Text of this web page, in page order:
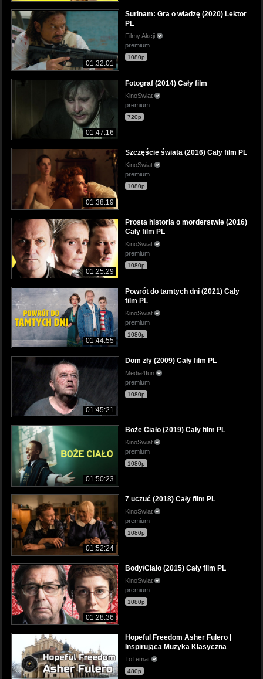
01:32:01
Surinam: Gra o władzę (2020) Lektor
PL
Filmy Akcji
premium
1080p
01:47:16
Fotograf (2014) Cały film
KinoSwiat
premium
720p
01:38:19
Szczęście świata (2016) Cały film PL
KinoSwiat
premium
1080p
01:25:29
Prosta historia o morderstwie (2016)
Cały film PL
KinoSwiat
premium
1080p
01:44:55
Powrót do tamtych dni (2021) Cały
film PL
KinoSwiat
premium
1080p
01:45:21
Dom zły (2009) Cały film PL
Media4fun
premium
1080p
01:50:23
Boże Ciało (2019) Cały film PL
KinoSwiat
premium
1080p
01:52:24
7 uczuć (2018) Cały film PL
KinoSwiat
premium
1080p
01:28:36
Body/Ciało (2015) Cały film PL
KinoSwiat
premium
1080p
Hopeful Freedom Asher Fulero |
Inspirująca Muzyka Klasyczna
ToTemat
480p